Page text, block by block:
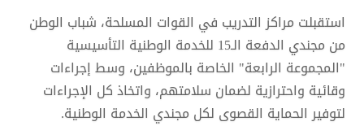
استقبلت مراكز التدريب في القوات المسلحة، شباب الوطن
من مجندي الدفعة الـ15 للخدمة الوطنية التأسيسية
"المجموعة الرابعة" الخاصة بالموظفين، وسط إجراءات
وقائية واحترازية لضمان سلامتهم، واتخاذ كل الإجراءات
لتوفير الحماية القصوى لكل مجندي الخدمة الوطنية.